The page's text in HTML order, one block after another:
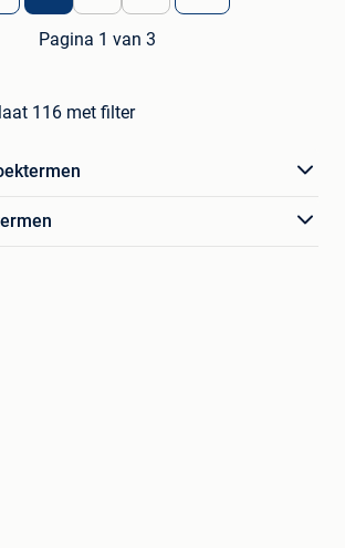
Pagina 1 van 3
116 met filter